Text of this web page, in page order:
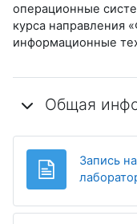
операционные
курса направления
информационные
Общая
Запись